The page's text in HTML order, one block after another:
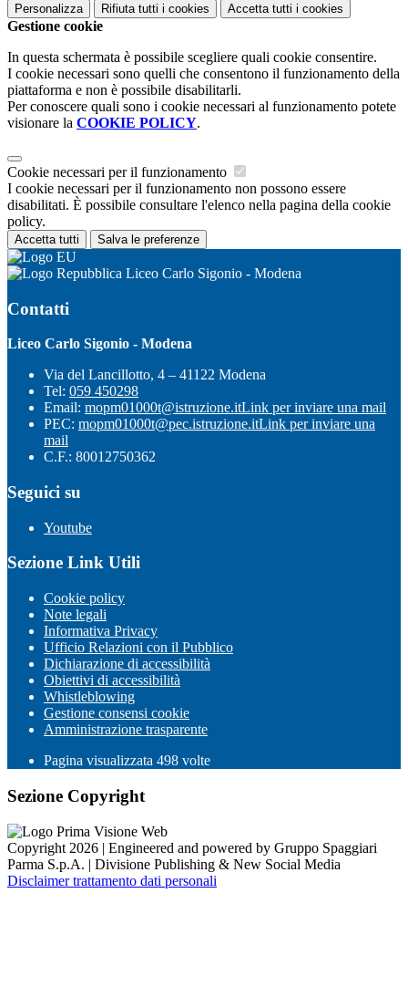
Personalizza Rifiuta tutti i cookies Accetta tutti i cookies
Gestione cookie
In questa schermata è possibile scegliere quali cookie consentire.
I cookie necessari sono quelli che consentono il funzionamento della
piattaforma e non è possibile disabilitarli.
Per conoscere quali sono i cookie necessari al funzionamento potete
visionare la COOKIE POLICY.
Cookie necessari per il funzionamento
I cookie necessari per il funzionamento non possono essere
disabilitati. È possibile consultare l'elenco nella pagina della cookie
policy.
Accetta tutti Salva le preferenze
Liceo Carlo Sigonio - Modena
Contatti
Liceo Carlo Sigonio - Modena
Via del Lancillotto, 4 – 41122 Modena
Tel: 059 450298
Email: mopm01000t@istruzione.itLink per inviare una mail
PEC: mopm01000t@pec.istruzione.itLink per inviare una
mail
C.F.: 80012750362
Seguici su
Youtube
Sezione Link Utili
Cookie policy
Note legali
Informativa Privacy
Ufficio Relazioni con il Pubblico
Dichiarazione di accessibilità
Obiettivi di accessibilità
Whistleblowing
Gestione consensi cookie
Amministrazione trasparente
Pagina visualizzata 498 volte
Sezione Copyright
Copyright 2026 | Engineered and powered by Gruppo Spaggiari
Parma S.p.A. | Divisione Publishing & New Social Media
Disclaimer trattamento dati personali